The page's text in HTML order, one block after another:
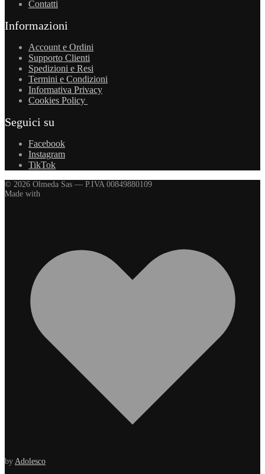
Contatti
Informazioni
Account e Ordini
Supporto Clienti
Spedizioni e Resi
Termini e Condizioni
Informativa Privacy
Cookies Policy
Seguici su
Facebook
Instagram
TikTok
© 2026 Olmeda Sas — P.IVA 00849880109
Made with
by Adolesco